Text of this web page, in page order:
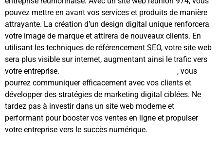
pouvez mettre en avant vos services et produits de manière
attrayante. La création d’un design digital unique renforcera
votre image de marque et attirera de nouveaux clients. En
utilisant les techniques de référencement SEO, votre site web
sera plus visible sur internet, augmentant ainsi le trafic vers
votre entreprise.
, vous
pourrez communiquer efficacement avec vos clients et
développer des stratégies de marketing digital ciblées. Ne
tardez pas à investir dans un site web moderne et
performant pour booster vos ventes en ligne et propulser
votre entreprise vers le succès numérique.